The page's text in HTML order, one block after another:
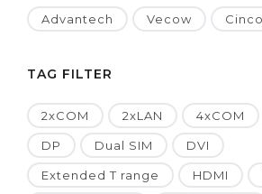
Advantech Vecow
TAG FILTER
2xCOM 2xLAN 4xCOM
DP Dual SIM DVI
Extended T range HDMI